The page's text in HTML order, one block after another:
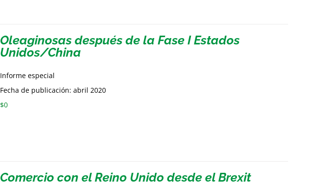
Oleaginosas después de la Fase I Estados
Unidos/China
Informe especial
Fecha de publicación: abril 2020
$0
Comercio con el Reino Unido desde el Brexit